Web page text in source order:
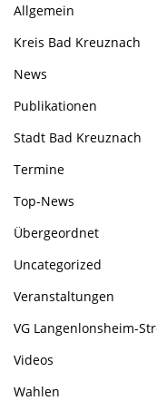
Allgemein
Kreis Bad Kreuznach
News
Publikationen
Stadt Bad Kreuznach
Termine
Top-News
Übergeordnet
Uncategorized
Veranstaltungen
VG Langenlonsheim-
Videos
Wahlen